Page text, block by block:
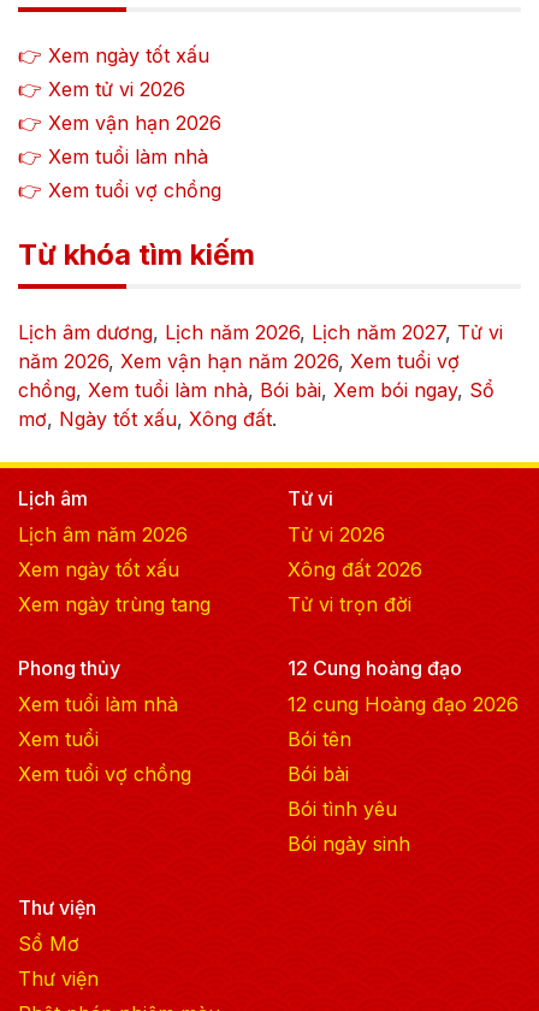
👉 Xem ngày tốt xấu
👉 Xem tử vi 2026
👉 Xem vận hạn 2026
👉 Xem tuổi làm nhà
👉 Xem tuổi vợ chồng
Từ khóa tìm kiếm
Lịch âm dương, Lịch năm 2026, Lịch năm 2027, Tử vi
năm 2026, Xem vận hạn năm 2026, Xem tuổi vợ
chồng, Xem tuổi làm nhà, Bói bài, Xem bói ngay, Sổ
mơ, Ngày tốt xấu, Xông đất.
Lịch âm
Lịch âm năm 2026
Xem ngày tốt xấu
Xem ngày trùng tang
Tử vi
Tử vi 2026
Xông đất 2026
Tử vi trọn đời
Phong thủy
Xem tuổi làm nhà
Xem tuổi
Xem tuổi vợ chồng
12 Cung hoàng đạo
12 cung Hoàng đạo 2026
Bói tên
Bói bài
Bói tình yêu
Bói ngày sinh
Thư viện
Sổ Mơ
Thư viện